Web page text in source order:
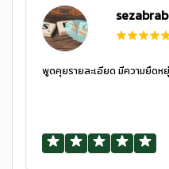
พูดคุยรายละเอียด มีความยืดห